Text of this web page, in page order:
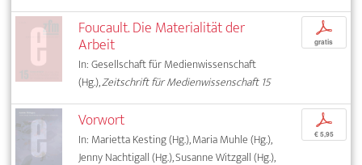
Foucault. Die Materialität der
Arbeit
In: Gesellschaft für Medienwissenschaft
(Hg.),Zeitschrift für Medienwissenschaft 15
p
gratis
Vorwort
In: Marietta Kesting (Hg.), Maria Muhle (Hg.),
Jenny Nachtigall (Hg.), Susanne Witzgall (Hg.),
p
€ 5,95